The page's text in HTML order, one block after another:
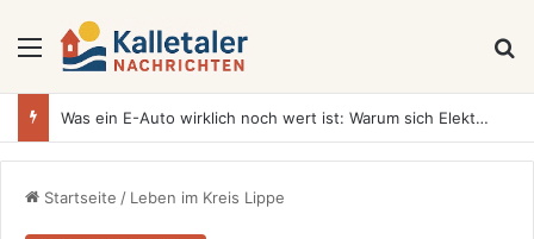
Menü
Was ein E-Auto wirklich noch wert ist: Warum sich Elektrofahrzeuge bei der Wertermittlung anders verhalten als Verbrenner
Startseite / Leben im Kreis Lippe